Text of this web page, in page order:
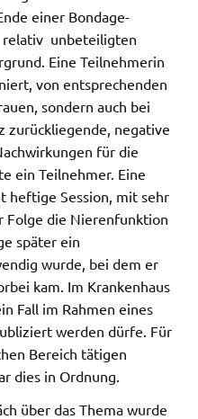
einer Bondage-
 unbeteiligten
Eine Teilnehmerin
von entsprechenden
sondern auch bei
zurückliegende, negative
für die
ein Teilnehmer. Eine
heftige Session, mit sehr
Folge die Nierenfunktion
später ein
wurde, bei dem er
kam. Im Krankenhaus
Fall im Rahmen eines
werden dürfe. Für
Bereich tätigen
dies in Ordnung.
über das Thema wurde